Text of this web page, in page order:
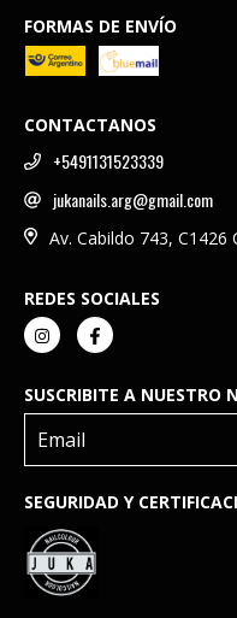
FORMAS DE ENVÍO
CONTACTANOS
+5491131523339
jukanails.arg@gmail.com
Av. Cabildo 743,
REDES SOCIALES
SUSCRIBITE A NUESTRO
SEGURIDAD Y